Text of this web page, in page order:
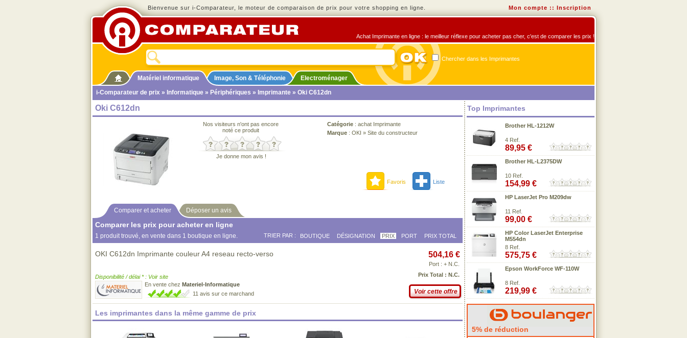
Bienvenue sur i-Comparateur, le moteur de comparaison de prix pour votre shopping en ligne. Mon compte :: Inscription
Achat Imprimante en ligne : le meilleur réflexe pour acheter pas cher, c'est de comparer les prix !
Chercher dans les Imprimantes
Matériel informatique Image, Son & Téléphonie
Electroménager
i-Comparateur de prix » Informatique » Périphériques » Imprimante » Oki C612dn
Oki C612dn
Nos visiteurs n'ont pas encore
noté ce produit
Je donne mon avis !
Catégorie : achat Imprimante
Marque : OKI » Site du constructeur
Favoris Liste
Comparer et acheter Déposer un avis
Comparer les prix pour acheter en ligne
1 produit trouvé, en vente dans 1 boutique en ligne. TRIER PAR : BOUTIQUE DÉSIGNATION PRIX PORT PRIX TOTAL
OKI C612dn Imprimante couleur A4 reseau recto-verso
Disponibilité / délai * : Voir site
En vente chez Materiel-Informatique
11 avis sur ce marchand
504,16 €
Port : + N.C.
Prix Total : N.C.
Voir cette offre
Les imprimantes dans la même gamme de prix
Top Imprimantes
Brother HL-1212W
4 Ref.
89,95 €
Brother HL-L2375DW
10 Ref.
154,99 €
HP LaserJet Pro M209dw
11 Ref.
99,00 €
HP Color LaserJet Enterprise
M554dn
8 Ref.
575,75 €
Epson WorkForce WF-110W
8 Ref.
219,99 €
5% de réduction